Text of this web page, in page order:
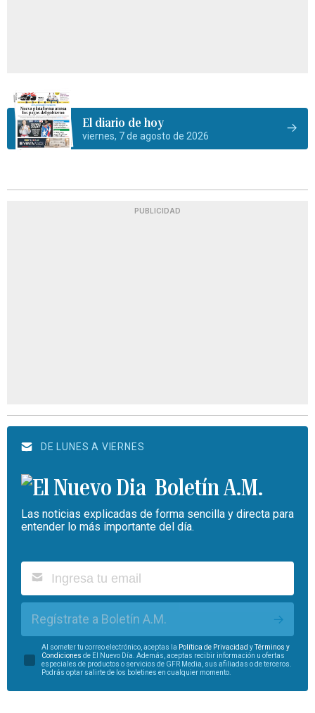
El diario de hoy
viernes, 7 de agosto de 2026
PUBLICIDAD
DE LUNES A VIERNES
Boletín A.M.
Las noticias explicadas de forma sencilla y directa para
entender lo más importante del día.
Regístrate a Boletín A.M.
Al someter tu correo electrónico, aceptas la Política de Privacidad yTérminos y
Condiciones de El Nuevo Día. Además, aceptas recibir información u ofertas
especiales de productos o servicios de GFR Media, sus afiliadas o de terceros.
Podrás optar salirte de los boletines en cualquier momento.